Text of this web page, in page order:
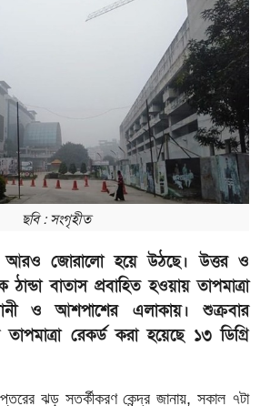
ছবি : সংগৃহীত
আরও জোরালো হয়ে উঠছে। উত্তর ও
বাতাস প্রবাহিত হওয়ায় তাপমাত্রা
ও আশপাশের এলাকায়। শুক্রবার
তাপমাত্রা রেকর্ড করা হয়েছে ১৩ ডিগ্রি
ঝড় সতর্কীকরণ কেন্দ্র জানায়, সকাল ৭টা